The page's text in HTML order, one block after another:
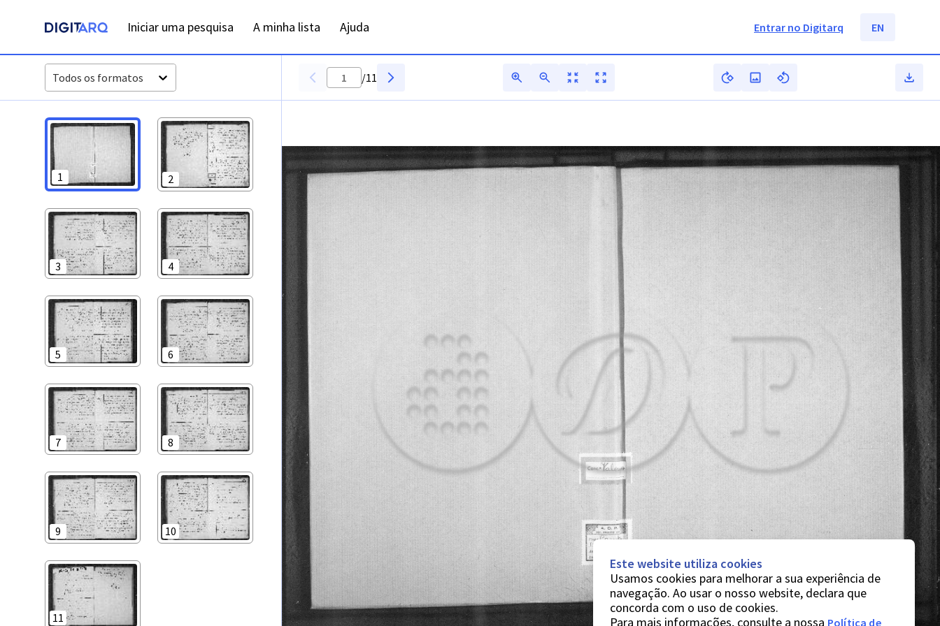
Iniciar uma pesquisa A minha lista Ajuda Entrar no Digitarq EN
Todos os formatos
1 2
3 4
5 6
7 8
9 10
11
/11
Este website utiliza cookies
Usamos cookies para melhorar a sua experiência de
navegação. Ao usar o nosso website, declara que
concorda com o uso de cookies.
Para mais informações, consulte a nossa Política de